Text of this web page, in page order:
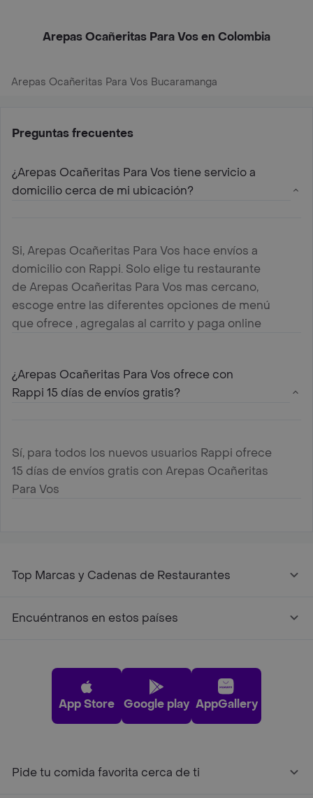
Arepas Ocañeritas Para Vos en Colombia
Arepas Ocañeritas Para Vos Bucaramanga
Preguntas frecuentes
¿Arepas Ocañeritas Para Vos tiene servicio a
domicilio cerca de mi ubicación?
Si, Arepas Ocañeritas Para Vos hace envíos a
domicilio con Rappi. Solo elige tu restaurante
de Arepas Ocañeritas Para Vos mas cercano,
escoge entre las diferentes opciones de menú
que ofrece , agregalas al carrito y paga online
¿Arepas Ocañeritas Para Vos ofrece con
Rappi 15 días de envíos gratis?
Sí, para todos los nuevos usuarios Rappi ofrece
15 días de envíos gratis con Arepas Ocañeritas
Para Vos
Top Marcas y Cadenas de Restaurantes
Encuéntranos en estos países
App Store Google play AppGallery
Pide tu comida favorita cerca de ti